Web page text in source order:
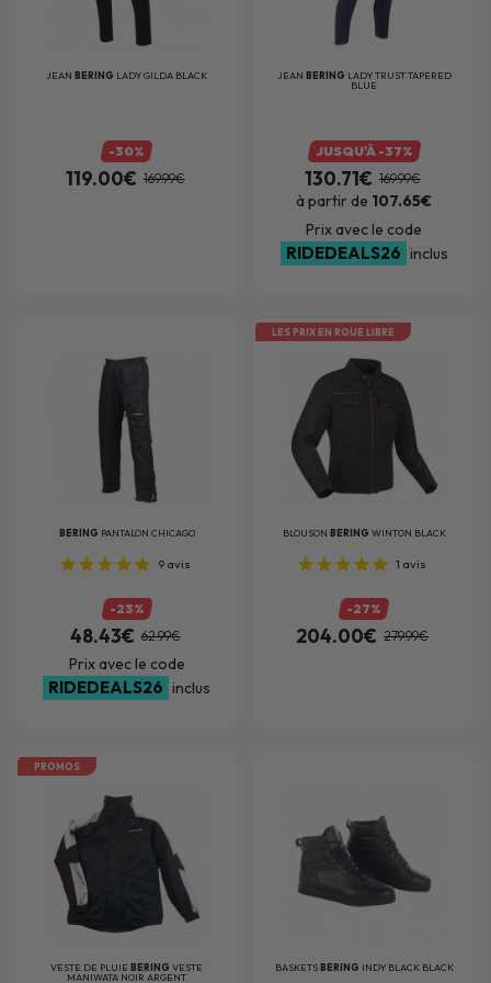
JEANBERING LADY GILDA BLACK
-30%
119.00€ 169.99€
JEAN BERING LADY TRUST TAPERED
BLUE
JUSQU'À -37%
130.71€ 169.99€
à partir de 107.65€
Prix avec le code
RIDEDEALS26 inclus
BERING PANTALON CHICAGO
9avis
-23%
48.43€ 62.99€
Prix avec le code
RIDEDEALS26 inclus
LES PRIX EN ROUE LIBRE
BLOUSON BERING WINTON BLACK
1 avis
-27%
204.00€ 279.99€
PROMOS
VESTE DE PLUIEBERINGVESTE
MANIWATA NOIR ARGENT
BASKETSBERING INDY BLACK BLACK